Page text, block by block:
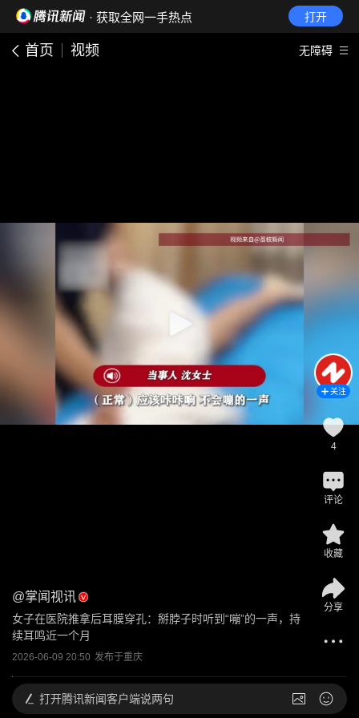
· 获取全网一手热点 打开
首页 视频 无障碍
@掌闻视讯
女子在医院推拿后耳膜穿孔：掰脖子时听到“嘣”的一声，持
续耳鸣近一个月
2026-06-09 20:50 发布于重庆
关注
4
评论
收藏
分享
打开腾讯新闻客户端说两句